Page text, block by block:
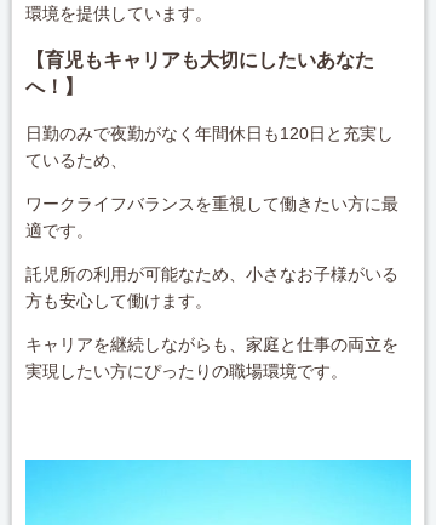
環境を提供しています。
【育児もキャリアも大切にしたいあなた
へ！】
日勤のみで夜勤がなく年間休日も120日と充実し
ているため、
ワークライフバランスを重視して働きたい方に最
適です。
託児所の利用が可能なため、小さなお子様がいる
方も安心して働けます。
キャリアを継続しながらも、家庭と仕事の両立を
実現したい方にぴったりの職場環境です。